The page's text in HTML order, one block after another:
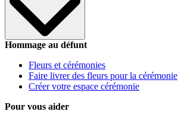
Hommage au défunt
Fleurs et cérémonies
Faire livrer des fleurs pour la cérémonie
Créer votre espace cérémonie
Pour vous aider